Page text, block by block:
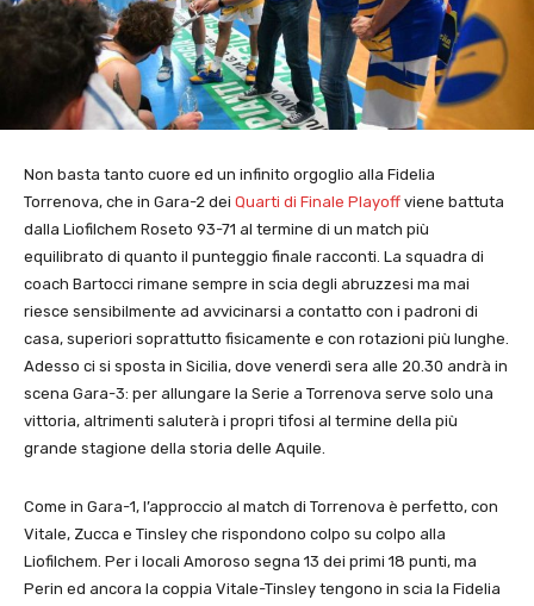
Non basta tanto cuore ed un infinito orgoglio alla Fidelia
Torrenova, che in Gara-2 dei Quarti di Finale Playoff viene battuta
dalla Liofilchem Roseto 93-71 al termine di un match più
equilibrato di quanto il punteggio finale racconti. La squadra di
coach Bartocci rimane sempre in scia degli abruzzesi ma mai
riesce sensibilmente ad avvicinarsi a contatto con i padroni di
casa, superiori soprattutto fisicamente e con rotazioni più lunghe.
Adesso ci si sposta in Sicilia, dove venerdì sera alle 20.30 andrà in
scena Gara-3: per allungare la Serie a Torrenova serve solo una
vittoria, altrimenti saluterà i propri tifosi al termine della più
grande stagione della storia delle Aquile.
Come in Gara-1, l’approccio al match di Torrenova è perfetto, con
Vitale, Zucca e Tinsley che rispondono colpo su colpo alla
Liofilchem. Per i locali Amoroso segna 13 dei primi 18 punti, ma
Perin ed ancora la coppia Vitale-Tinsley tengono in scia la Fidelia